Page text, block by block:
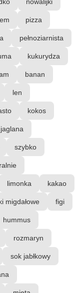
pizza
pełnoziarnista
kukurydza
banan
len
kokos
szybko
limonka kakao
migdałowe figi
hummus
rozmaryn
sok jabłkowy